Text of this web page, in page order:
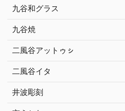
九谷和グラス
九谷焼
二風谷アットゥㇱ
二風谷イタ
井波彫刻